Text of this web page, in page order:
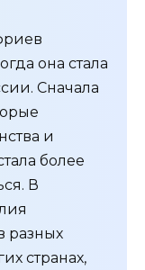
она стала
Сначала
и
более
В
разных
странах,